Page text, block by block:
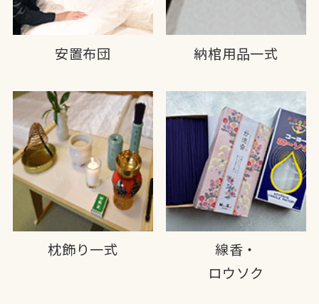
安置布団 納棺用品一式
枕飾り一式
線香・
ロウソク